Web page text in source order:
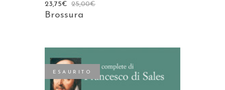
25,00€
23,75€
Brossura
ESAURITO